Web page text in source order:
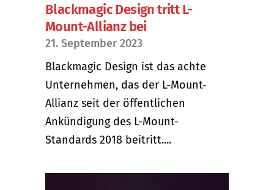
Blackmagic Design tritt L-
Mount-Allianz bei
21. September 2023
Blackmagic Design ist das achte
Unternehmen, das der L-Mount-
Allianz seit der öffentlichen
Ankündigung des L-Mount-
Standards 2018 beitritt....